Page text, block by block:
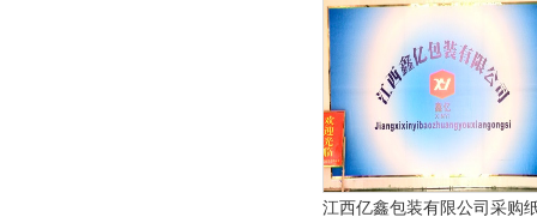
江西亿鑫包装有限公司采购